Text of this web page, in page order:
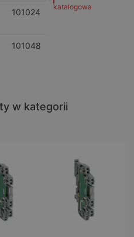
katalogowa
101024
101048
w kategorii